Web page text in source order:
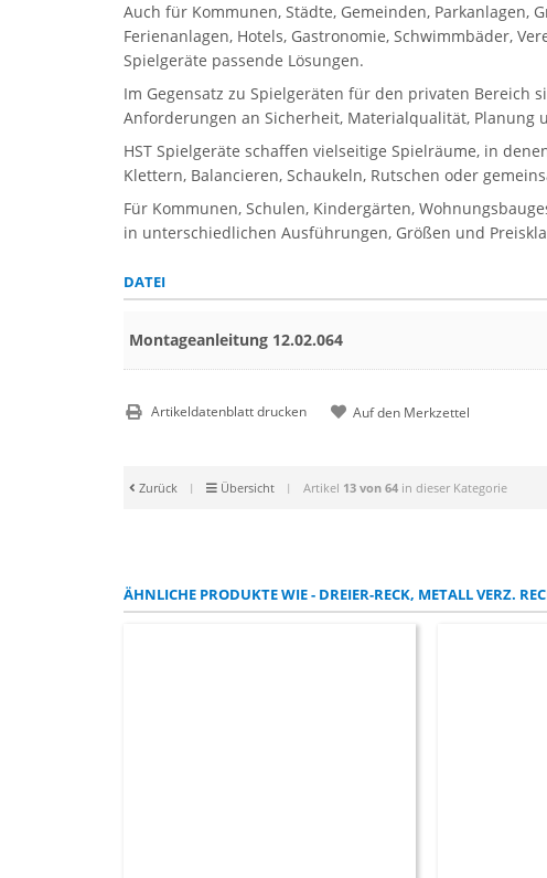
Auch für Kommunen, Städte, Gemeinden, Parkanlagen,
Ferienanlagen, Hotels, Gastronomie, Schwimmbäder,
Spielgeräte passende Lösungen.
Im Gegensatz zu Spielgeräten für den privaten
Anforderungen an Sicherheit, Materialqualität,
HST Spielgeräte schaffen vielseitige Spielräume, in
Klettern, Balancieren, Schaukeln, Rutschen oder
Für Kommunen, Schulen, Kindergärten,
in unterschiedlichen Ausführungen, Größen und
DATEI
Montageanleitung 12.02.064
Artikeldatenblatt drucken
Zurück | Übersicht | Artikel 13 von 64 in dieser Kategorie
ÄHNLICHE PRODUKTE WIE - DREIER-RECK, METALL VERZ.